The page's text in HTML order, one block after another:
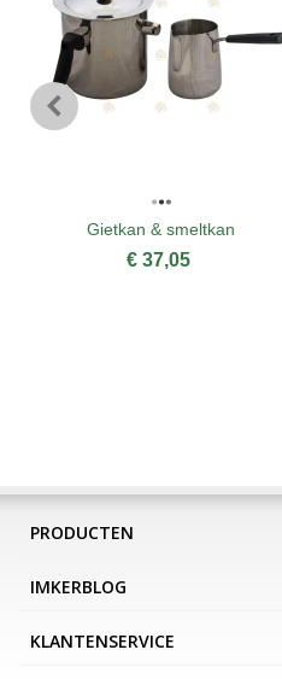
Gietkan & smeltkan
€ 37,05
PRODUCTEN
IMKERBLOG
KLANTENSERVICE